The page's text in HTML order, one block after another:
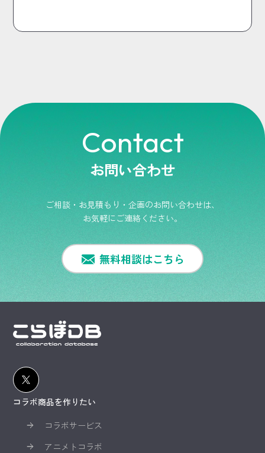
Contact
お問い合わせ
ご相談・お見積もり・企画のお問い合わせは、
お気軽にご連絡ください。
無料相談はこちら
コラボ商品を作りたい
コラボサービス
アニメトコラボ